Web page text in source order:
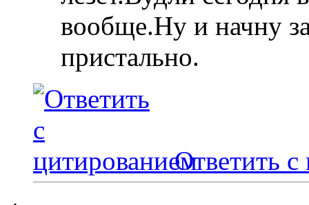
вообще.Ну и начну
пристально.
Ответить с